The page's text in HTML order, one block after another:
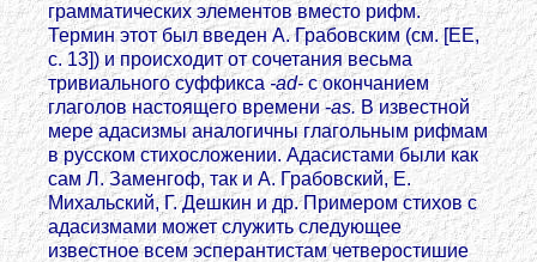
грамматических элементов вместо рифм.
Термин этот был введен А. Грабовским (см. [ЕЕ,
с. 13]) и происходит от сочетания весьма
тривиального суффикса-ad-с окончанием
глаголов настоящего времени-as.В известной
мере адасизмы аналогичны глагольным рифмам
в русском стихосложении. Адасистами были как
сам Л. Заменгоф, так и А. Грабовский, Е.
Михальский, Г. Дешкин и др. Примером стихов с
адасизмами может служить следующее
известное всем эсперантистам четверостишие